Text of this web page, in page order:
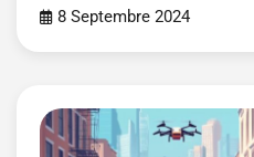
8 Septembre 2024